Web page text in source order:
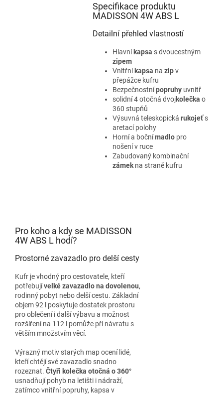
Specifikace produktu
MADISSON 4W ABS L
Detailní přehled vlastností
Hlavní kapsa s dvoucestným
zipem
Vnitřní kapsa na zipv
přepážce kufru
Bezpečnostnípopruhyuvnitř
solidní 4 otočná dvojkolečka o
360 stupňů
Výsuvná teleskopická rukojeťs
aretací polohy
Horní a bočnímadlopro
nošení v ruce
Zabudovaný kombinační
zámekna straně kufru
Pro koho a kdy se MADISSON
4W ABS L hodí?
Prostorné zavazadlo pro delší cesty
Kufr je vhodný pro cestovatele, kteří
potřebujívelké zavazadlo na dovolenou,
rodinný pobyt nebo delší cestu. Základní
objem 92 l poskytuje dostatek prostoru
pro oblečení i další výbavu a možnost
rozšíření na 112 l pomůže při návratu s
větším množstvím věcí.
Výrazný motiv starých map ocení lidé,
kteří chtějí své zavazadlo snadno
rozeznat. Čtyři kolečka otočná o 360°
usnadňují pohyb na letišti i nádraží,
zatímco vnitřní popruhy, kapsa v